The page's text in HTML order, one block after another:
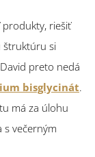
riešiť
štruktúru si
preto nedá
bisglycinát.
má za úlohu
s večerným